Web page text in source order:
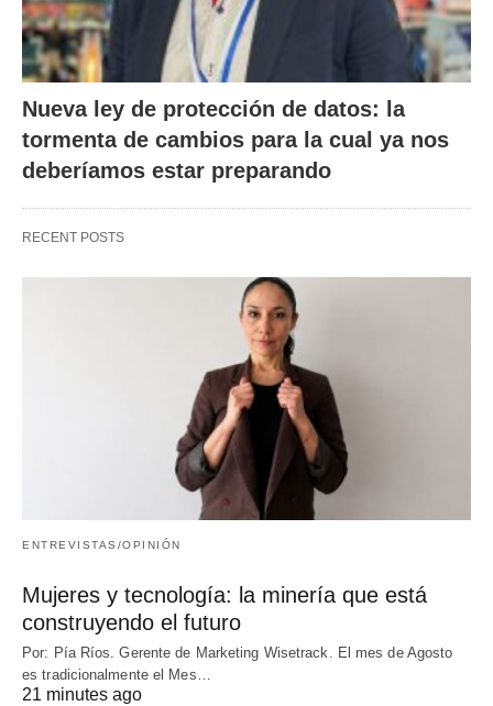
Nueva ley de protección de datos: la
tormenta de cambios para la cual ya nos
deberíamos estar preparando
RECENT POSTS
ENTREVISTAS/OPINIÓN
Mujeres y tecnología: la minería que está
construyendo el futuro
Por: Pía Ríos. Gerente de Marketing Wisetrack. El mes de Agosto
es tradicionalmente el Mes…
21 minutes ago